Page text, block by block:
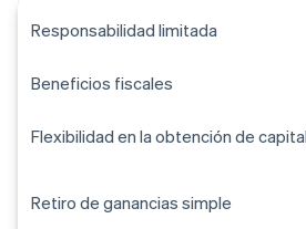
Responsabilidad limitada
Beneficios fiscales
Flexibilidad en la obtención de capital
Retiro de ganancias simple